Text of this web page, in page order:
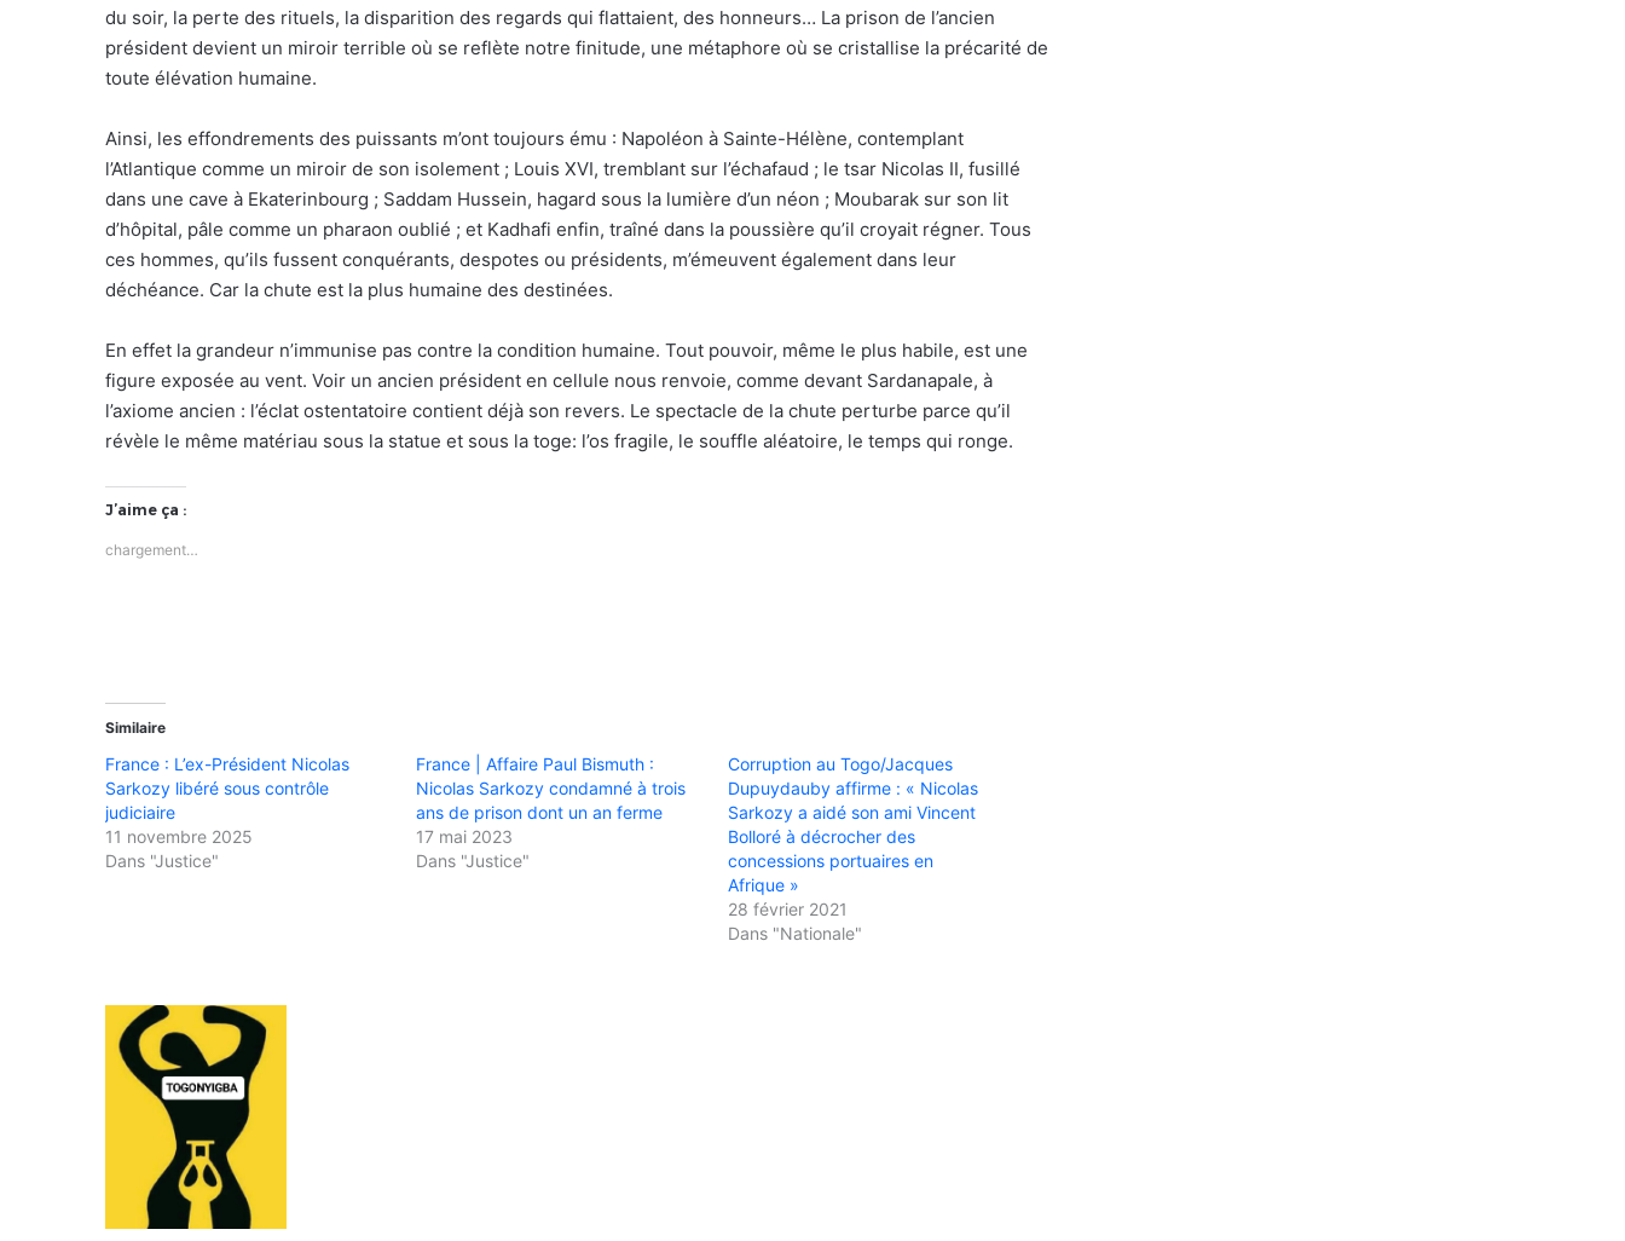
du soir, la perte des rituels, la disparition des regards qui flattaient, des honneurs… La prison de l’ancien
président devient un miroir terrible où se reflète notre finitude, une métaphore où se cristallise la précarité de
toute élévation humaine.
Ainsi, les effondrements des puissants m’ont toujours ému : Napoléon à Sainte-Hélène, contemplant
l’Atlantique comme un miroir de son isolement ; Louis XVI, tremblant sur l’échafaud ; le tsar Nicolas II, fusillé
dans une cave à Ekaterinbourg ; Saddam Hussein, hagard sous la lumière d’un néon ; Moubarak sur son lit
d’hôpital, pâle comme un pharaon oublié ; et Kadhafi enfin, traîné dans la poussière qu’il croyait régner. Tous
ces hommes, qu’ils fussent conquérants, despotes ou présidents, m’émeuvent également dans leur
déchéance. Car la chute est la plus humaine des destinées.
En effet la grandeur n’immunise pas contre la condition humaine. Tout pouvoir, même le plus habile, est une
figure exposée au vent. Voir un ancien président en cellule nous renvoie, comme devant Sardanapale, à
l’axiome ancien : l’éclat ostentatoire contient déjà son revers. Le spectacle de la chute perturbe parce qu’il
révèle le même matériau sous la statue et sous la toge: l’os fragile, le souffle aléatoire, le temps qui ronge.
J’aime ça :
chargement…
Similaire
France : L’ex-Président Nicolas
Sarkozy libéré sous contrôle
judiciaire
11 novembre 2025
Dans "Justice"
France | Affaire Paul Bismuth :
Nicolas Sarkozy condamné à trois
ans de prison dont un an ferme
17 mai 2023
Dans "Justice"
Corruption au Togo/Jacques
Dupuydauby affirme : « Nicolas
Sarkozy a aidé son ami Vincent
Bolloré à décrocher des
concessions portuaires en
Afrique »
28 février 2021
Dans "Nationale"